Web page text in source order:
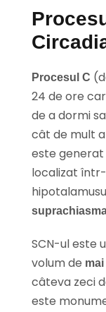
Procesul C
24 de ore
de a dormi
cât de mult
este generat
localizat
SCN-ul este
volum de
câteva zeci
este